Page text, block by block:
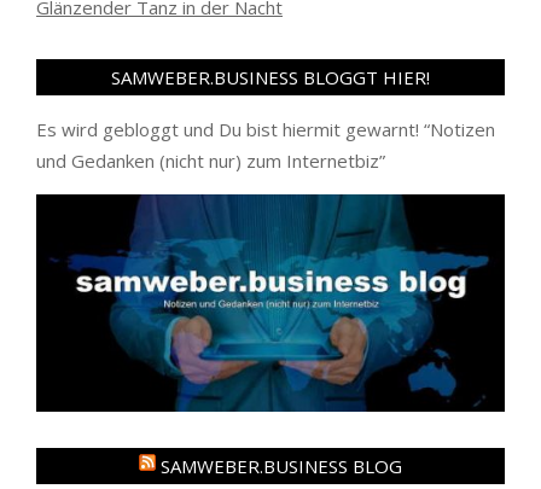
Glänzender Tanz in der Nacht
SAMWEBER.BUSINESS BLOGGT HIER!
Es wird gebloggt und Du bist hiermit gewarnt! “Notizen
und Gedanken (nicht nur) zum Internetbiz”
SAMWEBER.BUSINESS BLOG